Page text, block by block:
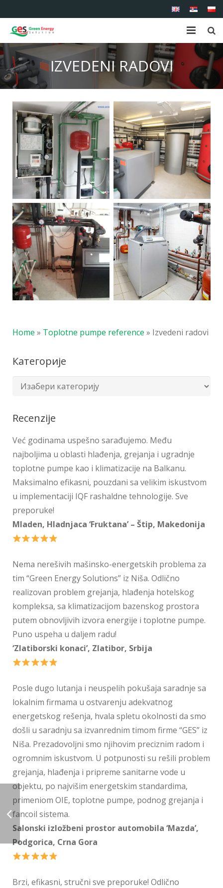
Početna
O nama
Proizvodi
Usluge
Reference
Kontakt
IZVEDENI RADOVI
Home » Toplotne pumpe reference » Izvedeni radovi
Категорије
Recenzije
Već godinama uspešno sarađujemo. Među
najboljima u oblasti hlađenja, grejanja i ugradnje
toplotne pumpe kao i klimatizacije na Balkanu.
Maksimalno efikasni, pouzdani sa velikim iskustvom
u implementaciji IQF rashaldne tehnologije. Sve
preporuke!
Mladen, Hladnjaca ‘Fruktana’ – Štip, Makedonija
Nema nerešivih mašinsko-energetskih problema za
tim “Green Energy Solutions” iz Niša. Odlično
realizovan problem grejanja, hlađenja hotelskog
kompleksa, sa klimatizacijom bazenskog prostora
putem obnovljivih izvora energije i toplotne pumpe.
Puno uspeha u daljem radu!
‘Zlatiborski konaci’, Zlatibor, Srbija
Posle dugo lutanja i neuspelih pokušaja saradnje sa
lokalnim firmama u ostvarenju adekvatnog
energetskog rešenja, hvala spletu okolnosti da smo
došli u saradnju sa izvanrednim timom firme “GES” iz
Niša. Prezadovoljni smo njihovim preciznim radom i
ogromnim iskustvom. U potpunosti su rešili problem
grejanja, hlađenja i pripreme sanitarne vode u
objektu, po najvišim energetskim standardima,
primeniom OIE, toplotne pumpe, podnog grejanja i
fancoil sistema.
Salonski izložbeni prostor automobila ‘Mazda’,
Podgorica, Crna Gora
Brzi, efikasni, stručni sve preporuke! Odlično